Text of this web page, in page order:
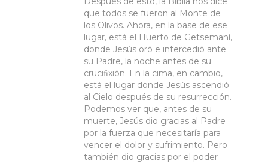
que todos se fueron al Monte de
los Olivos. Ahora, en la base de ese
lugar, está el Huerto de Getsemaní,
donde Jesús oró e intercedió ante
su Padre, la noche antes de su
cruciﬁxión. En la cima, en cambio,
está el lugar donde Jesús ascendió
al Cielo después de su resurrección.
Podemos ver que, antes de su
muerte, Jesús dio gracias al Padre
por la fuerza que necesitaría para
vencer el dolor y sufrimiento. Pero
también dio gracias por el poder